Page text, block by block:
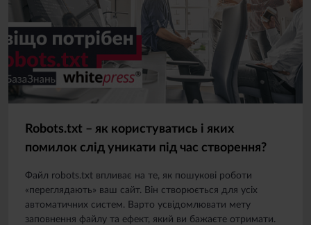
Robots.txt – як користуватись і яких
помилок слід уникати під час створення?
Файл robots.txt впливає на те, як пошукові роботи
«переглядають» ваш сайт. Він створюється для усіх
автоматичних систем. Варто усвідомлювати мету
заповнення файлу та ефект, який ви бажаєте отримати.